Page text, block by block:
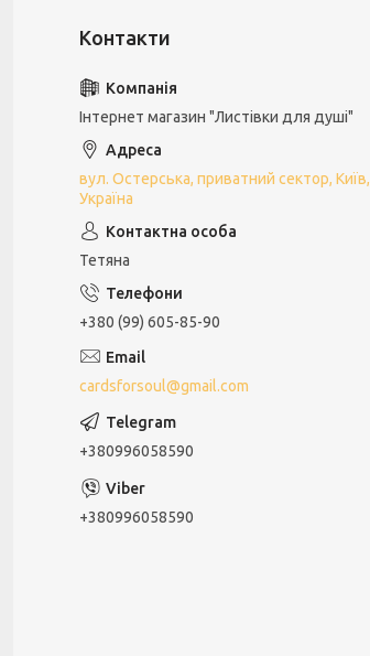
Інтернет магазин "Листівки для душі"
вул. Остерська, приватний сектор, Київ,
Україна
Тетяна
+380 (99) 605-85-90
cardsforsoul@gmail.com
+380996058590
+380996058590